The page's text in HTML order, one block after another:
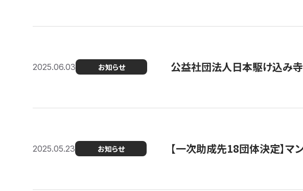
2025.06.03 お知らせ 公益社団法人日本駆け込み
2025.05.23 お知らせ 【一次助成先18団体決定】